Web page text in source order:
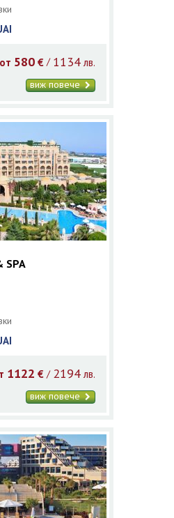
от 580 € / 1134 лв.
виж повече
SPA
1122 € / 2194 лв.
виж повече